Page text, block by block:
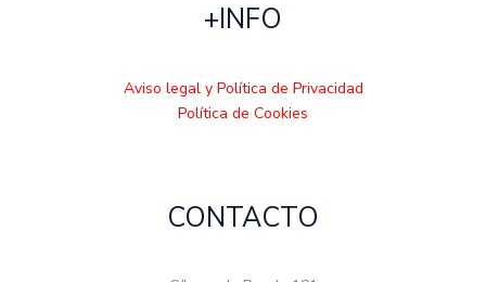
+INFO
Aviso legal y Política de Privacidad
Política de Cookies
CONTACTO